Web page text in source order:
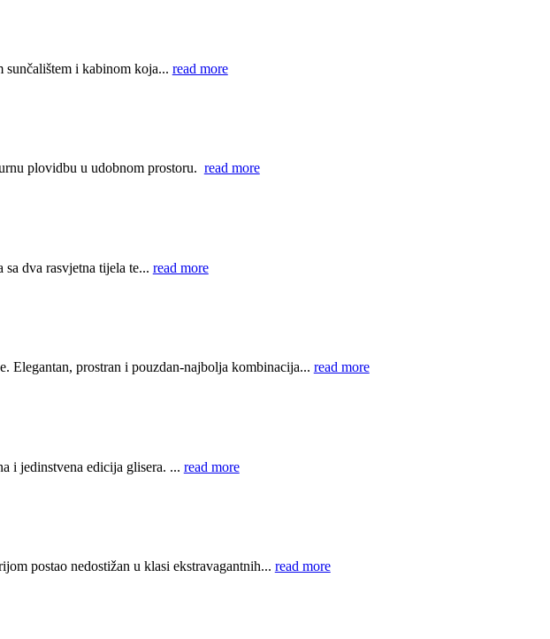
sunčalištem i kabinom koja... read more
plovidbu u udobnom prostoru. read more
dva rasvjetna tijela te... read more
prostran i pouzdan-najbolja kombinacija... read more
i jedinstvena edicija glisera. ... read more
postao nedostižan u klasi ekstravagantnih... read more